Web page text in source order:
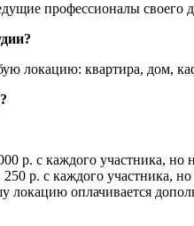
профессионалы своего
локацию: квартира, дом,
р. с каждого участника, но
250 р. с каждого участника,
локацию оплачивается